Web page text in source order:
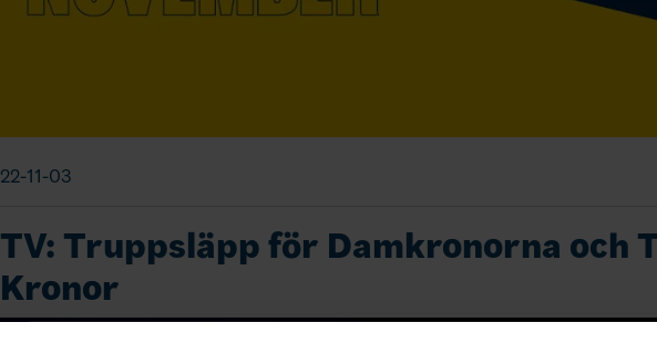
22-11-03
TV: Truppsläpp för Damkronorna och
Kronor